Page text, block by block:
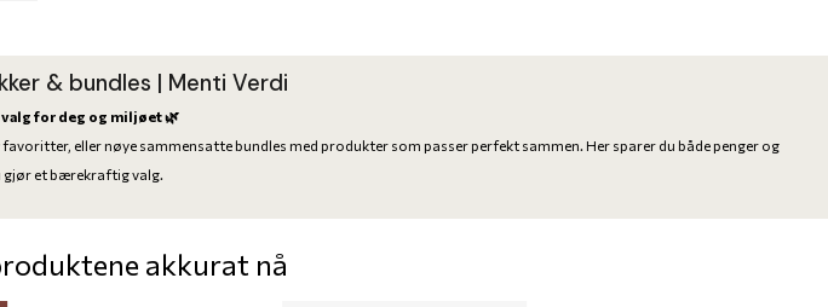
& bundles | Menti Verdi
for deg og miljøet 🌿
eller nøye sammensatte bundles med produkter som passer perfekt sammen. Her sparer du både penger og
gjør et bærekraftig valg.
akkurat nå